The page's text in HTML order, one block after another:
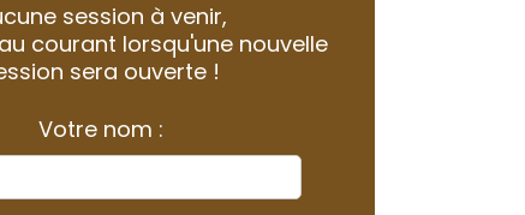
session à venir,
courant lorsqu'une nouvelle
sera ouverte !
Votre nom :